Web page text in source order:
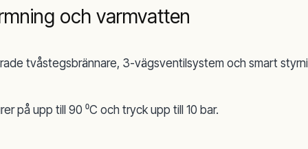
och varmvatten
tvåstegsbrännare, 3-vägsventilsystem och smart
på upp till 90 ⁰C och tryck upp till 10 bar.